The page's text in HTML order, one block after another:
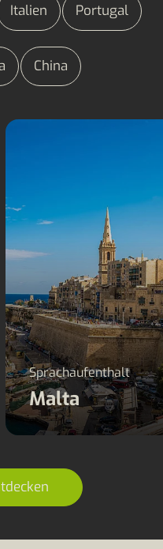
Italien Portugal
China
Sprachaufenthalt
Malta